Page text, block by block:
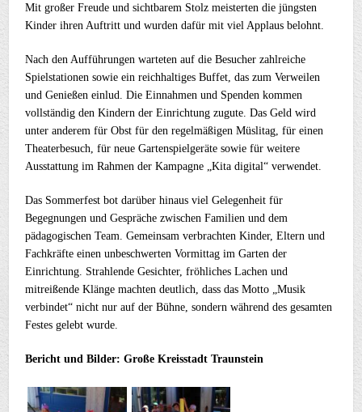
Mit großer Freude und sichtbarem Stolz meisterten die jüngsten
Kinder ihren Auftritt und wurden dafür mit viel Applaus belohnt.
Nach den Aufführungen warteten auf die Besucher zahlreiche
Spielstationen sowie ein reichhaltiges Buffet, das zum Verweilen
und Genießen einlud. Die Einnahmen und Spenden kommen
vollständig den Kindern der Einrichtung zugute. Das Geld wird
unter anderem für Obst für den regelmäßigen Müslitag, für einen
Theaterbesuch, für neue Gartenspielgeräte sowie für weitere
Ausstattung im Rahmen der Kampagne „Kita digital“ verwendet.
Das Sommerfest bot darüber hinaus viel Gelegenheit für
Begegnungen und Gespräche zwischen Familien und dem
pädagogischen Team. Gemeinsam verbrachten Kinder, Eltern und
Fachkräfte einen unbeschwerten Vormittag im Garten der
Einrichtung. Strahlende Gesichter, fröhliches Lachen und
mitreißende Klänge machten deutlich, dass das Motto „Musik
verbindet“ nicht nur auf der Bühne, sondern während des gesamten
Festes gelebt wurde.
Bericht und Bilder: Große Kreisstadt Traunstein